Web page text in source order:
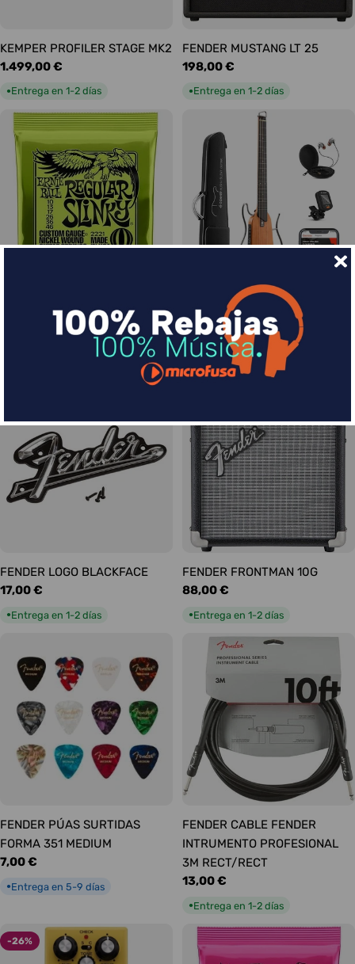
KEMPER PROFILER STAGE MK2
Precio
habitual
1.499,00 €
●Entrega en 1-2 días
FENDER MUSTANG LT 25
Precio
habitual
198,00 €
●Entrega en 1-2 días
Slinky Regular 10-46
DONNER HUSH-I Silent Guitar
Caoba
Precio
habitual
339,00 €
Entrega en 1-2 días
FENDER LOGO BLACKFACE
Precio
17,00 €
●Entrega en 1-2 días
FENDER FRONTMAN 10G
Precio
88,00 €
●Entrega en 1-2 días
FENDER PÚAS SURTIDAS
FORMA 351 MEDIUM
Precio
7,00 €
●Entrega en 5-9 días
FENDER CABLE FENDER
INTRUMENTO PROFESIONAL
3M RECT/RECT
Precio
13,00 €
●Entrega en 1-2 días
-26%